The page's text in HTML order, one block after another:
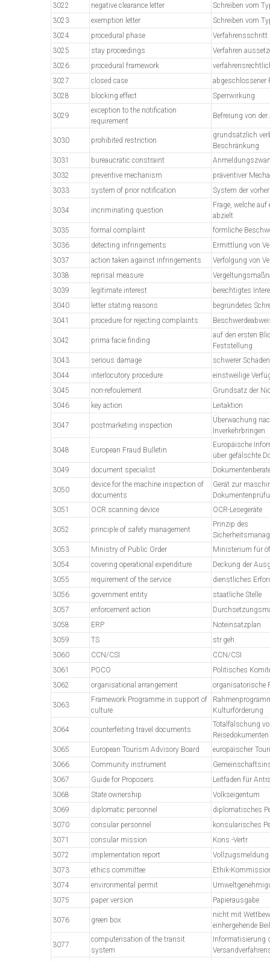
3022
negative clearance letter
Schreiben vom
3023
exemption letter
Schreiben vom
3024
procedural phase
Verfahrensschritt
3025
stay proceedings
Verfahren
3026
procedural framework
3027
closed case
abgeschlossener
3028
blocking effect Sperrwirkung
3029
exception to the notification
requirement
Befreiung von
3030 prohibited restriction
grundsätzlich
Beschränkung
3031
bureaucratic constraint
3032
preventive mechanism
präventiver
3033
system of prior notification System der
3034 incriminating question
Frage, welche
abzielt
3035
formal complaint
förmliche
3036
detecting infringements
Ermittlung von
3037
action taken against infringements
Verfolgung von
3038
reprisal measure
3039
legitimate interest
berechtigtes
3040
letter stating reasons
begründetes
3041
procedure for rejecting complaints
3042 prima facie finding
auf den ersten
Feststellung
3043
serious damage
schwerer Schaden
3044
interlocutory procedure
einstweilige
3045
non-refoulement
Grundsatz der
3046
key action Leitaktion
3047 postmarketing inspection
Überwachung
Inverkehrbringen
3048 European Fraud Bulletin
Europäische
über gefälschte
3049
document specialist
3050
device for the machine inspection of
documents
Gerät zur
3051
OCR scanning device OCR-Lesegeräte
3052 principle of safety management
Prinzip des
3053
Ministry of Public Order
Ministerium für
3054
covering operational expenditure
Deckung der
3055
requirement of the service
dienstliches
3056
government entity
staatliche Stelle
3057
enforcement action
3058
ERP
Noteinsatzplan
3059
TS
str.geh.
3060
CCN/CSI
CCN/CSI
3061
POCO
Politisches
3062
organisational arrangement organisatorische
3063
Framework Programme in support of
culture
Kulturförderung
3064 counterfeiting travel documents
Totalfälschung
Reisedokumenten
3065
European Tourism Advisory Board
europäischer
3066
Community instrument
3067
Guide for Proposers
Leitfaden für
3068
State ownership
Volkseigentum
3069
diplomatic personnel
diplomatisches
3070
consular personnel
konsularisches
3071
consular mission
Kons.-Vertr.
3072
implementation report
Vollzugsmeldung
3073
ethics committee
Ethik-
3074
environmental permit
3075
paper version Papierausgabe
3076 green box
nicht mit
einhergehende
3077
computerisation of the transit
system
Informatisierung